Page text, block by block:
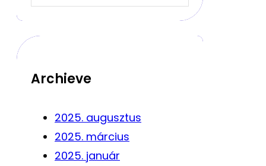
Archieve
2025. augusztus
2025. március
2025. január